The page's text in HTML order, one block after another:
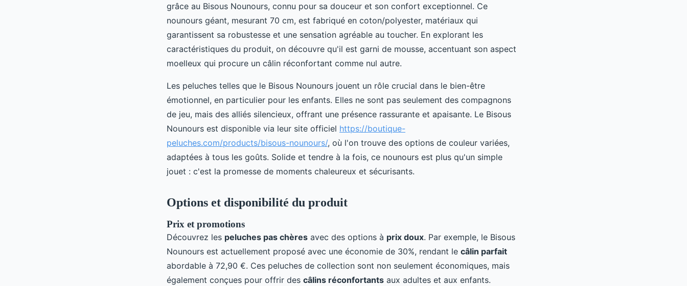
grâce au Bisous Nounours, connu pour sa douceur et son confort exceptionnel. Ce
nounours géant, mesurant 70 cm, est fabriqué en coton/polyester, matériaux qui
garantissent sa robustesse et une sensation agréable au toucher. En explorant les
caractéristiques du produit, on découvre qu'il est garni de mousse, accentuant son aspect
moelleux qui procure un câlin réconfortant comme nul autre.
Les peluches telles que le Bisous Nounours jouent un rôle crucial dans le bien-être
émotionnel, en particulier pour les enfants. Elles ne sont pas seulement des compagnons
de jeu, mais des alliés silencieux, offrant une présence rassurante et apaisante. Le Bisous
Nounours est disponible via leur site officiel https://boutique-
peluches.com/products/bisous-nounours/, où l'on trouve des options de couleur variées,
adaptées à tous les goûts. Solide et tendre à la fois, ce nounours est plus qu'un simple
jouet : c'est la promesse de moments chaleureux et sécurisants.
Options et disponibilité du produit
Prix et promotions
Découvrez les peluches pas chères avec des options à prix doux. Par exemple, le Bisous
Nounours est actuellement proposé avec une économie de 30%, rendant le câlin parfait
abordable à 72,90 €. Ces peluches de collection sont non seulement économiques, mais
également conçues pour offrir des câlins réconfortants aux adultes et aux enfants.